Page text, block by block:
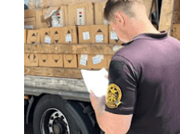
НОВИНИ
ФОТО